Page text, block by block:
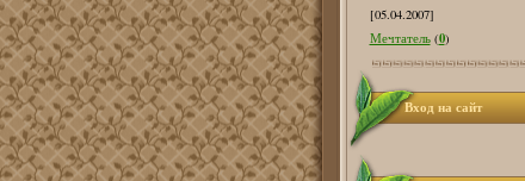
[05.04.2007]
Мечтатель (0)
Вход на сайт